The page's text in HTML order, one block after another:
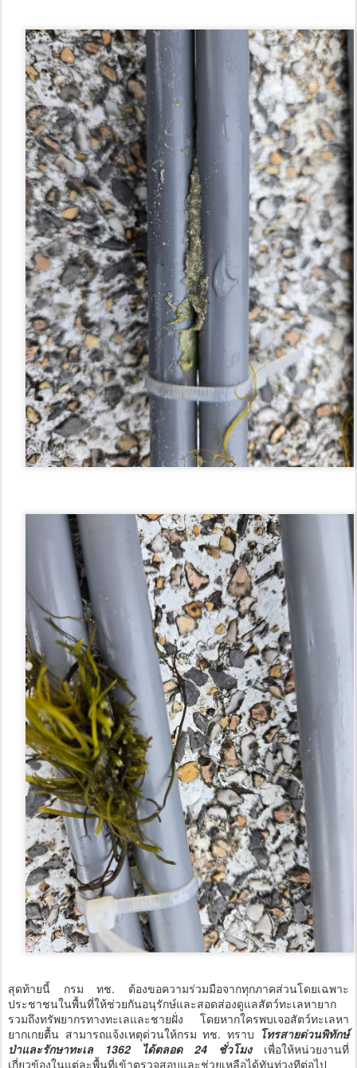
สุดท้ายนี้ กรม ทช. ต้องขอความร่วมมือจากทุกภาคส่วนโดยเฉพาะ
ประชาชนในพื้นที่ให้ช่วยกันอนุรักษ์และสอดส่องดูแลสัตว์ทะเลหายาก
รวมถึงทรัพยากรทางทะเลและชายฝั่ง โดยหากใครพบเจอสัตว์ทะเลหา
ยากเกยตื้น สามารถแจ้งเหตุด่วนให้กรม ทช. ทราบ โทรสายด่วนพิทักษ์
ป่าและรักษาทะเล 1362 ได้ตลอด 24 ชั่วโมงเพื่อให้หน่วยงานที่
เกี่ยวข้องในแต่ละพื้นที่เข้าตรวจสอบและช่วยเหลือได้ทันท่วงทีต่อไป